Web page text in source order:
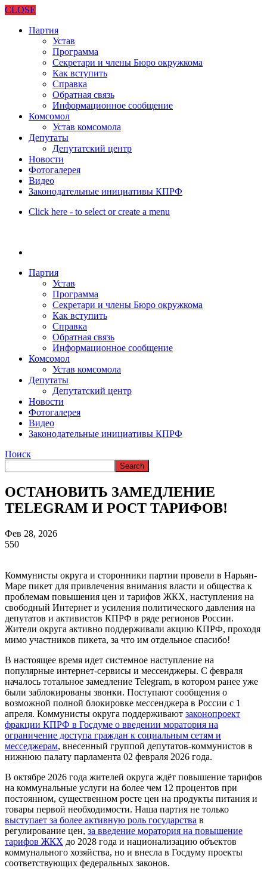
CLOSE
Партия
Устав
Программа
Секретари и члены Бюро окружкома
Как вступить
Справка
Обратная связь
Информационное сообщение
Комсомол
Устав комсомола
Депутаты
Депутатский центр
Новости
Фотогалерея
Видео
Законодательные инициативы КПРФ
Click here - to select or create a menu
Партия
Устав
Программа
Секретари и члены Бюро окружкома
Как вступить
Справка
Обратная связь
Информационное сообщение
Комсомол
Устав комсомола
Депутаты
Депутатский центр
Новости
Фотогалерея
Видео
Законодательные инициативы КПРФ
Поиск
ОСТАНОВИТЬ ЗАМЕДЛЕНИЕ
TELEGRAM И РОСТ ТАРИФОВ!
Фев 28, 2026
550
Коммунисты округа и сторонники партии провели в Нарьян-
Маре пикет для привлечения внимания власти и общества к
проблемам повышения цен и тарифов ЖКХ, наступления на
свободный Интернет и усиления политического давления на
депутатов и активистов КПРФ в ряде регионов России.
Жители округа активно поддерживали акцию КПРФ, проходя
мимо участников пикета, за что им отдельное спасибо!
В настоящее время идет системное наступление на
популярные интернет-сервисы и мессенджеры. С февраля
началось тотальное замедление Telegram, в котором ранее уже
были заблокированы звонки. Поступают сообщения о
возможной полной блокировке мессенджера в России с 1
апреля. Коммунисты округа поддерживают законопроект
фракции КПРФ в Госдуме о введении моратория на
ограничение доступа граждан к социальным сетям и
месседжерам, внесенный группой депутатов-коммунистов в
нижнюю палату парламента 02 февраля 2026 года.
В октябре 2026 года жителей округа ждёт повышение тарифов
на коммунальные услуги на более чем 12 процентов при
постоянном, существенном росте цен на продукты питания и
товары первой необходимости. Наша партия не только
выступает за более активную роль государства в
регулирование цен, за введение моратория на повышение
тарифов ЖКХ до 2028 года и национализацию объектов
коммунального хозяйства, но и внесла в Госдуму проекты
соответствующих федеральных законов.